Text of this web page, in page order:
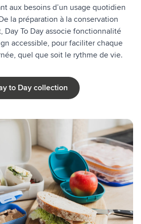
aux besoins d’un usage quotidien
la préparation à la conservation
Day To Day associe fonctionnalité
accessible, pour faciliter chaque
quel que soit le rythme de vie.
to Day collection